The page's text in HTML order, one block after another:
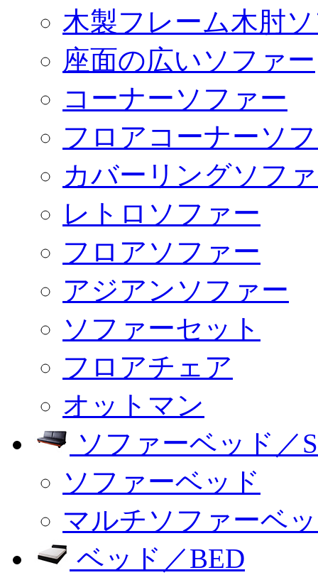
木製フレーム木肘
座面の広いソファー
コーナーソファー
フロアコーナーソ
カバーリングソフ
レトロソファー
フロアソファー
アジアンソファー
ソファーセット
フロアチェア
オットマン
ソファーベッド／
ソファーベッド
マルチソファーベ
ベッド／BED